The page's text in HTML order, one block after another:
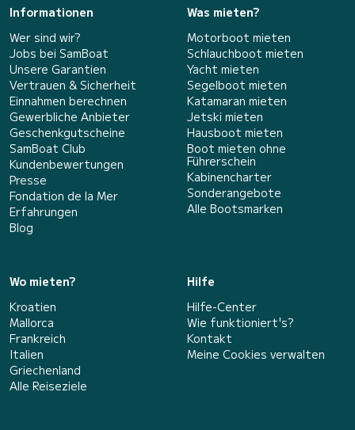
Informationen
Wer sind wir?
Jobs bei SamBoat
Unsere Garantien
Vertrauen & Sicherheit
Einnahmen berechnen
Gewerbliche Anbieter
Geschenkgutscheine
SamBoat Club
Kundenbewertungen
Presse
Fondation de la Mer
Erfahrungen
Blog
Was mieten?
Motorboot mieten
Schlauchboot mieten
Yacht mieten
Segelboot mieten
Katamaran mieten
Jetski mieten
Hausboot mieten
Boot mieten ohne
Führerschein
Kabinencharter
Sonderangebote
Alle Bootsmarken
Wo mieten?
Kroatien
Mallorca
Frankreich
Italien
Griechenland
Alle Reiseziele
Hilfe
Hilfe-Center
Wie funktioniert's?
Kontakt
Meine Cookies verwalten